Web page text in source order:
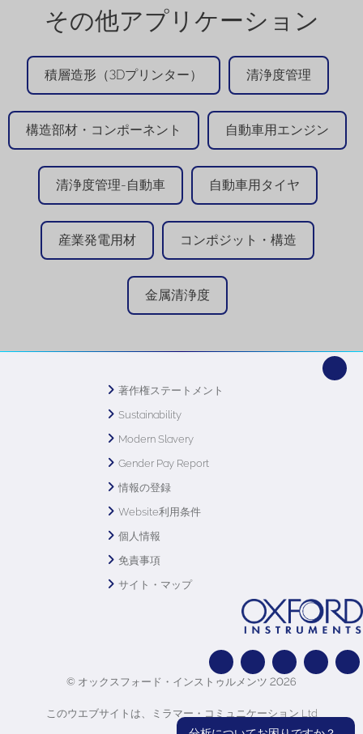
その他アプリケーション
積層造形（3Dプリンター） 清浄度管理
構造部材・コンポーネント 自動車用エンジン
清浄度管理-自動車 自動車用タイヤ
産業発電用材 コンポジット・構造
金属清浄度
著作権ステートメント
Sustainability
Modern Slavery
Gender Pay Report
情報の登録
Website利用条件
個人情報
免責事項
サイト・マップ
© オックスフォード・インストゥルメンツ 2026
このウエブサイトは、ミラマー・コミュニケーション Ltd